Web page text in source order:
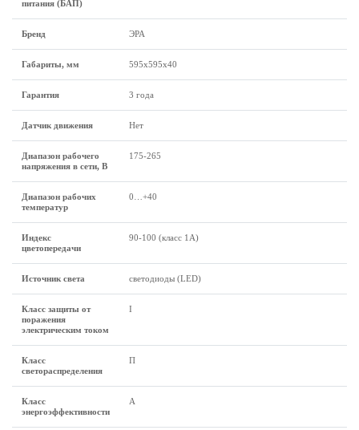
питания (БАП)
Бренд ЭРА
Габариты, мм 595х595х40
Гарантия 3 года
Датчик движения Нет
Диапазон рабочего
напряжения в сети, В
175-265
Диапазон рабочих
температур
0…+40
Индекс
цветопередачи
90-100 (класс 1A)
Источник света светодиоды (LED)
Класс защиты от
поражения
электрическим током
I
Класс
светораспределения
П
Класс
энергоэффективности
А